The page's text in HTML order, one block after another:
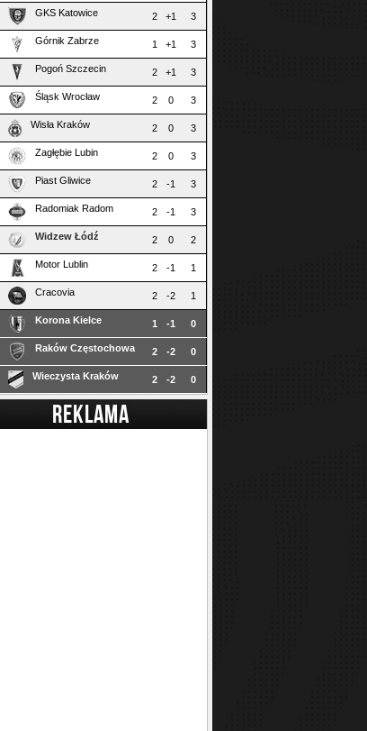
GKS Katowice 2 +1 3
Górnik Zabrze 1 +1 3
Pogoń Szczecin 2 +1 3
Śląsk Wrocław 2 0 3
Wisła Kraków 2 0 3
Zagłębie Lubin 2 0 3
Piast Gliwice 2 -1 3
Radomiak Radom 2 -1 3
Widzew Łódź 2 0 2
Motor Lublin 2 -1 1
Cracovia 2 -2 1
Korona Kielce 1 -1 0
Raków Częstochowa 2 -2 0
Wieczysta Kraków 2 -2 0
REKLAMA